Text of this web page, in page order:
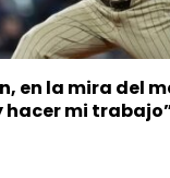
en la mira del
hacer mi